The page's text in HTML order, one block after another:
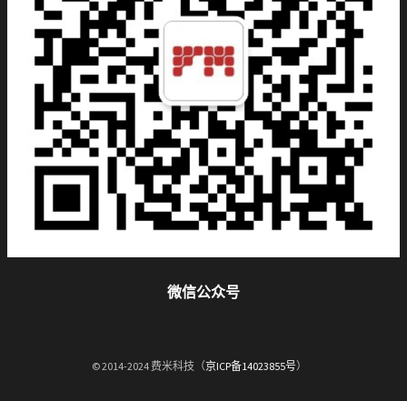
微信公众号
© 2014-2024 费米科技（京ICP备14023855号）